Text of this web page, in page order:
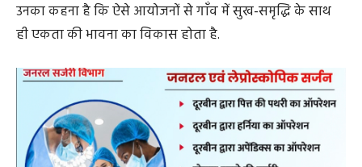
उनका कहना है कि ऐसे आयोजनों से गाँव में सुख-समृद्धि के साथ
ही एकता की भावना का विकास होता है.